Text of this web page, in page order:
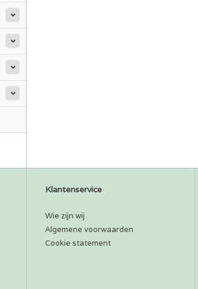
Klantenservice
Wie zijn wij
Algemene voorwaarden
Cookie statement